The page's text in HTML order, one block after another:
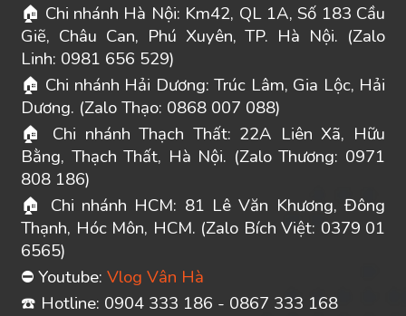
🏠 Chi nhánh Hà Nội: Km42, QL 1A, Số 183 Cầu
Giẽ, Châu Can, Phú Xuyên, TP. Hà Nội. (Zalo
Linh: 0981 656 529)
🏠 Chi nhánh Hải Dương: Trúc Lâm, Gia Lộc, Hải
Dương. (Zalo Thạo: 0868 007 088)
🏠 Chi nhánh Thạch Thất: 22A Liên Xã, Hữu
Bằng, Thạch Thất, Hà Nội. (Zalo Thương: 0971
808 186)
🏠
Chi nhánh HCM: 81 Lê Văn Khương, Đông
Thạnh, Hóc Môn, HCM. (Zalo Bích Việt: 0379 01
6565)
⛔ Youtube: Vlog Vân Hà
☎ ️ Hotline: 0904 333 186 - 0867 333 168